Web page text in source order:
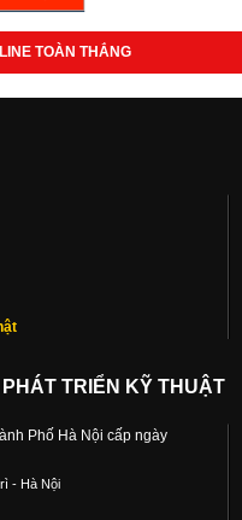
TOÀN THẮNG
TRIỂN KỸ THUẬT
Phố Hà Nội cấp ngày
- Hà Nội